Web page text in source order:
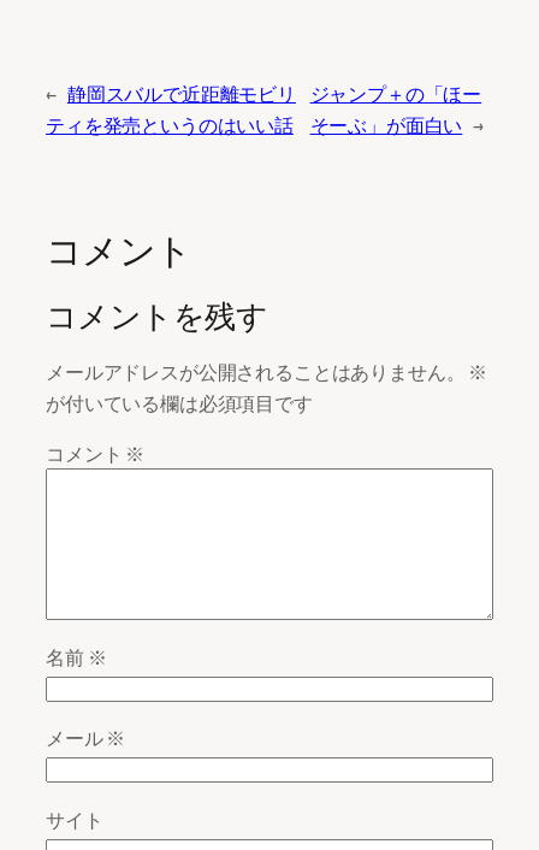
← 静岡スバルで近距離モビリ
ティを発売というのはいい話
ジャンプ＋の「ほー
そーぶ」が面白い →
コメント
コメントを残す
メールアドレスが公開されることはありません。
※
が付いている欄は必須項目です
コメント ※
名前 ※
メール※
サイト